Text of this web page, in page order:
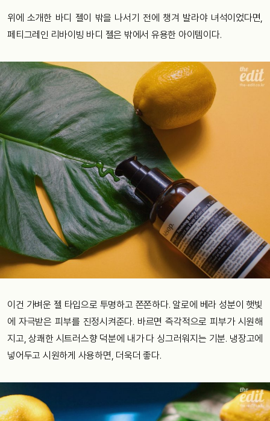
위에 소개한 바디 젤이 밖을 나서기 전에 챙겨 발라야 녀석이었다면,
페티그레인 리바이빙 바디 젤은 밖에서 유용한 아이템이다.
이건 가벼운 젤 타입으로 투명하고 쫀쫀하다. 알로에 베라 성분이 햇빛
에 자극받은 피부를 진정시켜준다. 바르면 즉각적으로 피부가 시원해
지고, 상쾌한 시트러스향 덕분에 내가 다 싱그러워지는 기분. 냉장고에
넣어두고 시원하게 사용하면, 더욱더 좋다.